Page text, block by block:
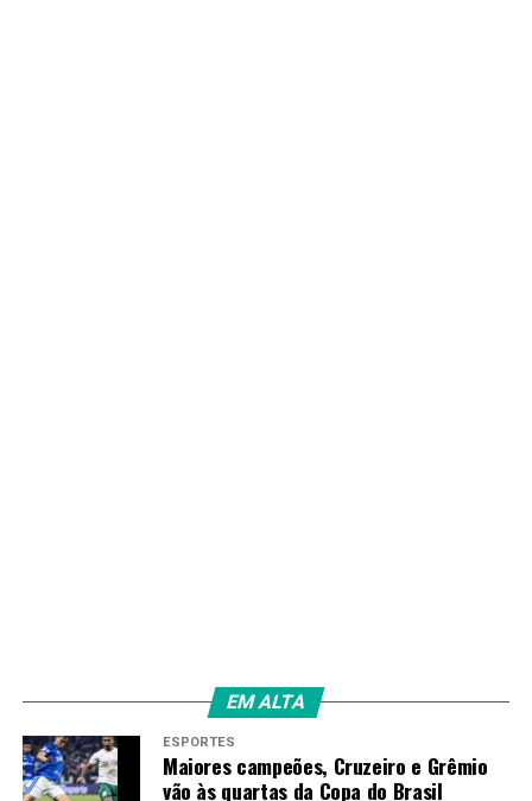
EM ALTA
ESPORTES
Maiores campeões, Cruzeiro e Grêmio
vão às quartas da Copa do Brasil